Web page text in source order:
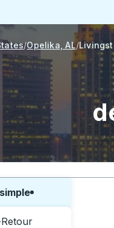
Opelika, AL
sens ou un aller-retour: